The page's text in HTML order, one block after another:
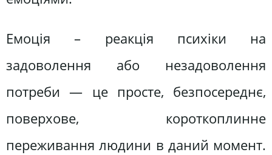
Емоція – реакція психіки на
задоволення або незадоволення
потреби — це просте, безпосереднє,
поверхове, короткоплинне
переживання людини в даний момент.